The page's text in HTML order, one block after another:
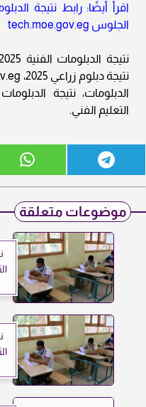
الجلوس tech.moe.gov.eg
الدبلومات، نتيجة
التعليم الفني.
موضوعات متعلقة